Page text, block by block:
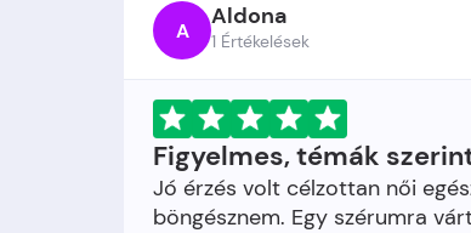
A Aldona
1 Értékelések
Figyelmes, témák
Jó érzés volt célzottan női
böngésznem. Egy szérumra